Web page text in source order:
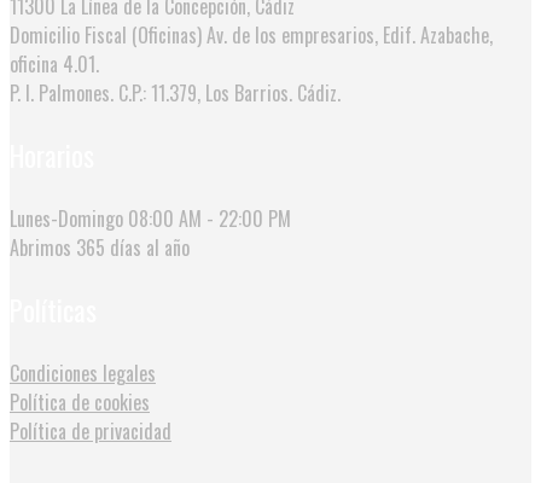
11300 La Línea de la Concepción, Cádiz
Domicilio Fiscal (Oficinas)Av. de los empresarios, Edif. Azabache,
oficina 4.01.
P. I. Palmones. C.P.: 11.379, Los Barrios. Cádiz.
Lunes-Domingo 08:00 AM - 22:00 PM
Abrimos 365 días al año
Condiciones legales
Política de cookies
Política de privacidad